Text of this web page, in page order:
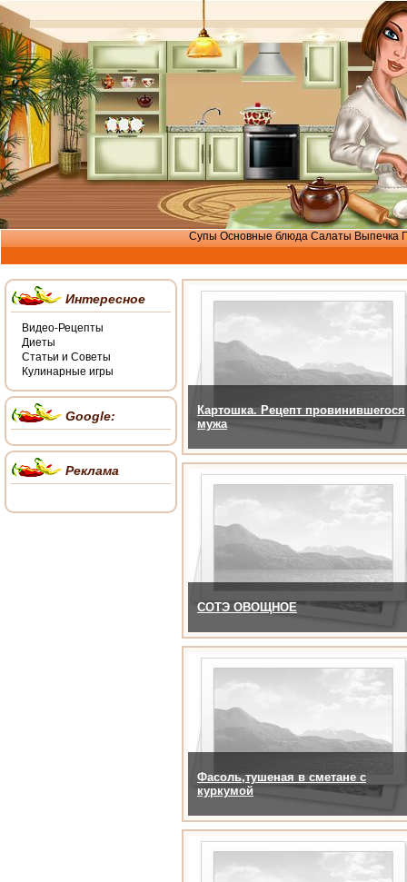
Супы Основные блюда Салаты Выпечка
Картошка. Рецепт провинившегося
мужа
СОТЭ ОВОЩНОЕ
Фасоль,тушеная в сметане с
куркумой
Интересное
Видео-Рецепты
Диеты
Статьи и Советы
Кулинарные игры
Google:
Реклама